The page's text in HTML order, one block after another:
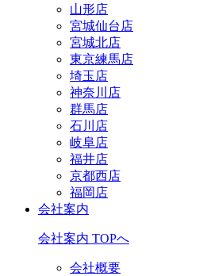
山形店
宮城仙台店
宮城北店
東京練馬店
埼玉店
神奈川店
群馬店
石川店
岐阜店
福井店
京都西店
福岡店
会社案内
会社案内 TOPへ
会社概要